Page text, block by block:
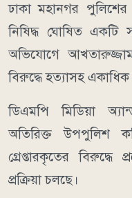
ঢাকা মহানগর পুলিশের
নিষিদ্ধ ঘোষিত একটি
অভিযোগে
বিরুদ্ধে হত্যাসহ
ডিএমপি মিডিয়া
অতিরিক্ত উপপুলিশ
গ্রেপ্তারকৃতের
প্রক্রিয়া চলছে।